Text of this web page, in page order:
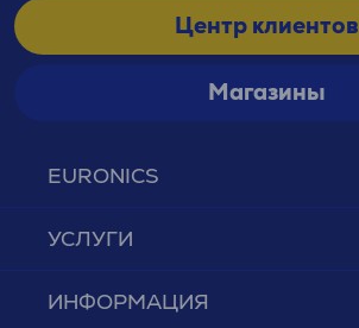
EURONICS
УСЛУГИ
ИНФОРМАЦИЯ
Центр клиентов
Магазины